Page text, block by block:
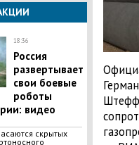
18:36
Россия
развертывает
свои боевые
роботы
видео
скрытых